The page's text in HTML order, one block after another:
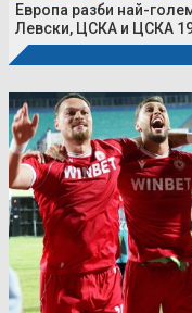
Европа разби най-
Левски, ЦСКА и ЦСКА